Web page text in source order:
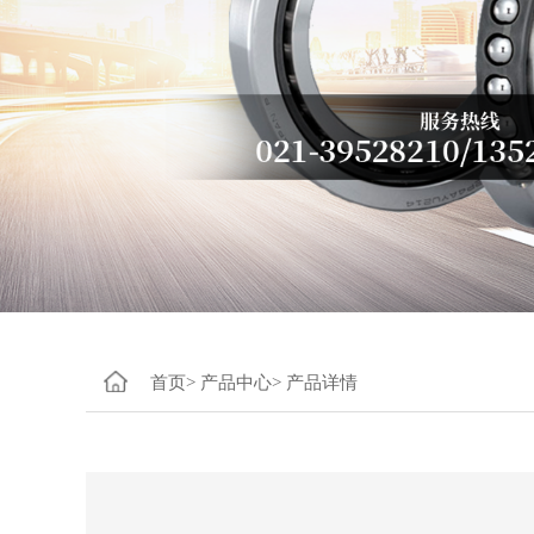
首页> 产品中心> 产品详情